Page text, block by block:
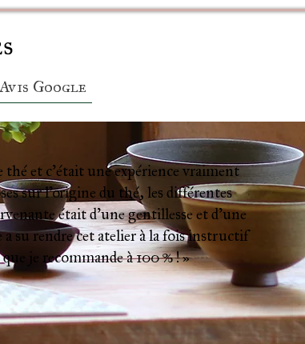
Avis Google
thé et c’était une expérience vraiment
sur l’origine du thé, les différentes
était d’une gentillesse et d’une
a su rendre cet atelier à la fois instructif
je recommande à 100 % ! »